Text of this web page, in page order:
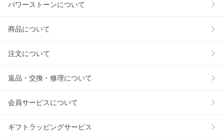
パワーストーンについて
商品について
注文について
返品・交換・修理について
会員サービスについて
ギフトラッピングサービス